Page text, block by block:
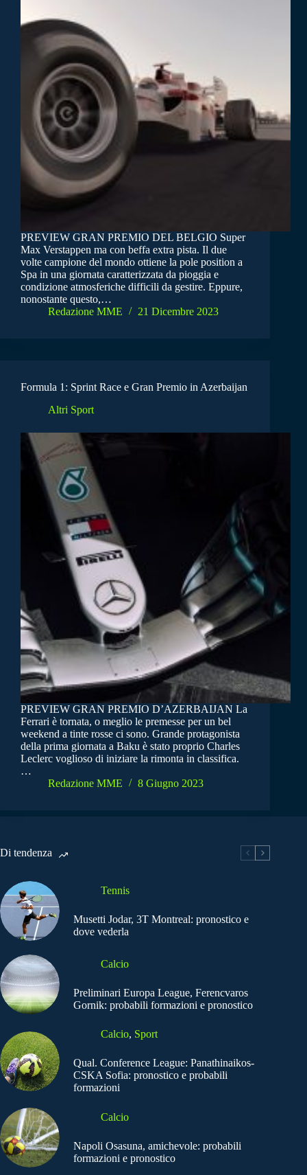
PREVIEW GRAN PREMIO DEL BELGIO Super
Max Verstappen ma con beffa extra pista. Il due
volte campione del mondo ottiene la pole position a
Spa in una giornata caratterizzata da pioggia e
condizione atmosferiche difficili da gestire. Eppure,
nonostante questo,…
Redazione MME
21 Dicembre 2023
Formula 1: Sprint Race e Gran Premio in Azerbaijan
Altri Sport
PREVIEW GRAN PREMIO D’AZERBAIJAN La
Ferrari è tornata, o meglio le premesse per un bel
weekend a tinte rosse ci sono. Grande protagonista
della prima giornata a Baku è stato proprio Charles
Leclerc voglioso di iniziare la rimonta in classifica.
…
Redazione MME
8 Giugno 2023
Di tendenza
Tennis
Musetti Jodar, 3T Montreal: pronostico e
dove vederla
Calcio
Preliminari Europa League, Ferencvaros
Gornik: probabili formazioni e pronostico
Calcio, Sport
Qual. Conference League: Panathinaikos-
CSKA Sofia: pronostico e probabili
formazioni
Calcio
Napoli Osasuna, amichevole: probabili
formazioni e pronostico